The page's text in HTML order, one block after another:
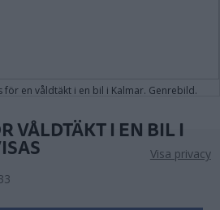
för en våldtäkt i en bil i Kalmar. Genrebild.
VÅLDTÄKT I EN BIL I
Visa privacy